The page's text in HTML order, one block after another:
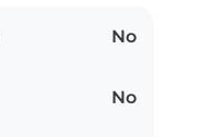
No
No